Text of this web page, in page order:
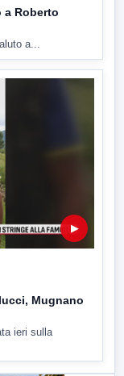
a Roberto
a...
▶
Mugnano
ieri sulla